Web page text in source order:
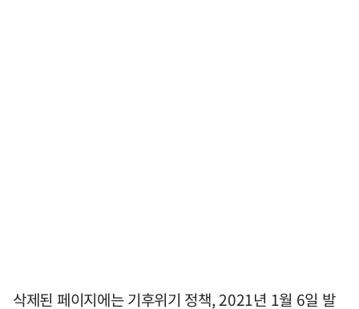
삭제된 페이지에는 기후위기 정책, 2021년 1월 6일 발